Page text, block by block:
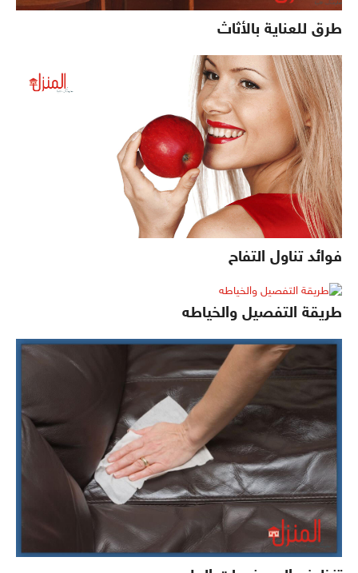
طرق للعناية بالأثاث
فوائد تناول التفاح
طريقة التفصيل والخياطه